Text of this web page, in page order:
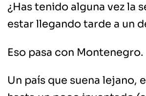
¿Has tenido alguna vez la
estar llegando tarde a un
Eso pasa con Montenegro.
Un país que suena lejano,